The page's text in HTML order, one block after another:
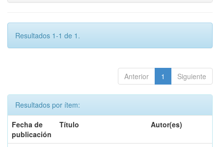
Resultados 1-1 de 1.
Anterior 1 Siguiente
Resultados por ítem:
Fecha de
publicación
Título Autor(es)